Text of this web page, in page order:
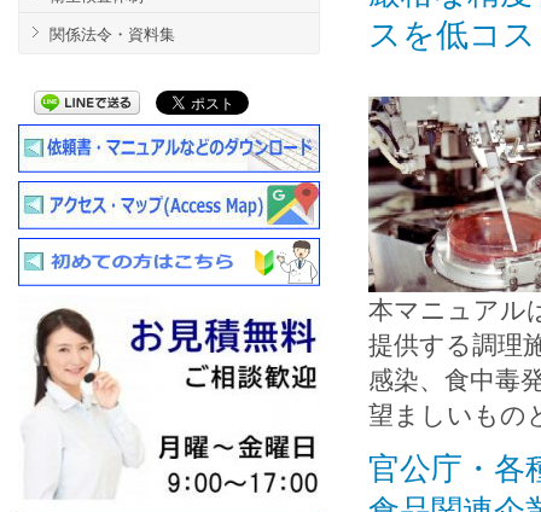
関係法令・資料集
スを低コ
本マニュアル
提供する調理
感染、食中毒
望ましいもの
官公庁・各